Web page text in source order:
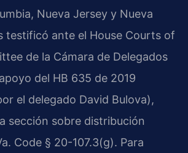
Nueva Jersey y Nueva
testificó ante el House Courts of
de la Cámara de Delegados
del HB 635 de 2019
el delegado David Bulova),
sección sobre distribución
Code § 20-107.3(g). Para